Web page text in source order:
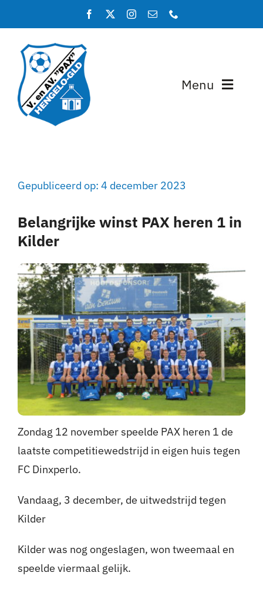
naar
inhoud
Menu
Teams
Lidmaatschap
Nieuws
Sponsoren
Contact
Lid worden
Gepubliceerd op: 4 december 2023
Belangrijke winst PAX heren 1 in
Kilder
Zondag 12 november speelde PAX heren 1 de
laatste competitiewedstrijd in eigen huis tegen
FC Dinxperlo.
Vandaag, 3 december, de uitwedstrijd tegen
Kilder
Kilder was nog ongeslagen, won tweemaal en
speelde viermaal gelijk.